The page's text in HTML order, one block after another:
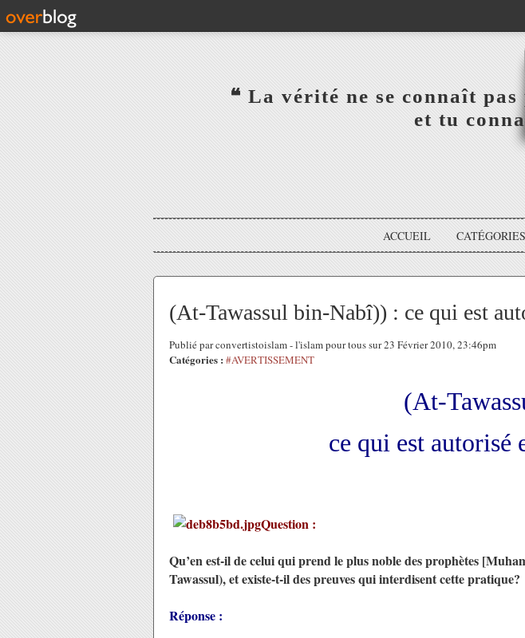
‎❝ La vérité ne se connaît
et tu
ACCUEIL CATÉGORIES
(At-Tawassul bin-Nabî)) : ce qui est
Publié par convertistoislam - l'islam pour tous sur 23 Février 2010, 23:46pm
Catégories : #AVERTISSEMENT
(At-
ce qui est autorisé
Question :
Qu’en est-il de celui qui prend le plus noble des prophètes
Tawassul), et existe-t-il des preuves qui interdisent cette pratique?
Réponse :